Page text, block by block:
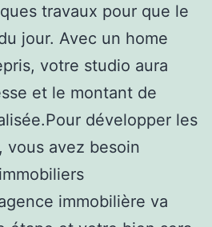
travaux pour que le
jour. Avec un home
votre studio aura
et le montant de
développer les
avez besoin
immobilière va